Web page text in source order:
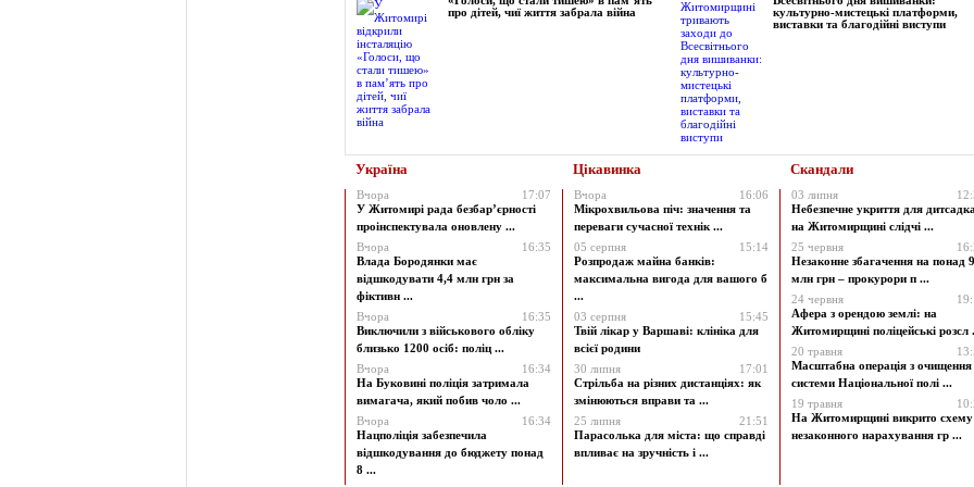
про дітей, чиї життя забрала війна
культурно-мистецькі платформи,
виставки та благодійні виступи
Україна Цікавинка Скандали
Вчора
17:07
У Житомирі рада безбар’єрності
проінспектувала оновлену ...
Вчора
16:35
Влада Бородянки має
відшкодувати 4,4 млн грн за
фіктивн ...
Вчора
16:35
Виключили з військового обліку
близько 1200 осіб: поліц ...
Вчора
16:34
На Буковині поліція затримала
вимагача, який побив чоло ...
Вчора
16:34
Нацполіція забезпечила
відшкодування до бюджету понад
8 ...
Вчора
16:06
Мікрохвильова піч: значення та
переваги сучасної технік ...
05 серпня
15:14
Розпродаж майна банків:
максимальна вигода для вашого б
...
03 серпня
15:45
Твій лікар у Варшаві: клініка для
всієї родини
30 липня
17:01
Стрільба на різних дистанціях: як
змінюються вправи та ...
25 липня
21:51
Парасолька для міста: що справді
впливає на зручність і ...
03 липня
Небезпечне укриття для
на Житомирщині слідчі ...
25 червня
Незаконне збагачення на понад
млн грн – прокурори п ...
24 червня
Афера з орендою землі: на
Житомирщині поліцейські розсл
20 травня
Масштабна операція з очищення
системи Національної полі ...
19 травня
На Житомирщині викрито схему
незаконного нарахування гр ...